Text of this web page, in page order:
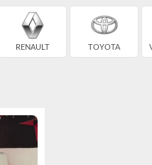
RENAULT TOYOTA